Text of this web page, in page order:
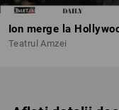
Ion merge la
Teatrul Amzei